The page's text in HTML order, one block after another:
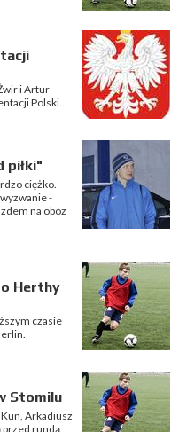
i Artur
Polski.
piłki"
ciężko.
-
na obóz
Herthy
czasie
Stomilu
Arkadiusz
rundą